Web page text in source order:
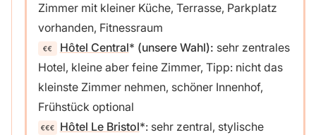
Zimmer mit kleiner Küche, Terrasse, Parkplatz
vorhanden, Fitnessraum
Hôtel Central
(unsere Wahl): sehr zentrales
Hotel, kleine aber feine Zimmer, Tipp: nicht das
kleinste Zimmer nehmen, schöner Innenhof,
Frühstück optional
Hôtel Le Bristol : sehr zentral, stylische